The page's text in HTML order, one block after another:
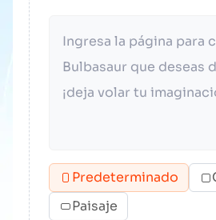
Predeterminado
Paisaje